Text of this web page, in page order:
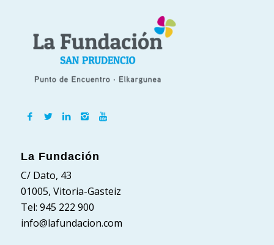
La Fundación
C/ Dato, 43
01005, Vitoria-Gasteiz
Tel: 945 222 900
info@lafundacion.com